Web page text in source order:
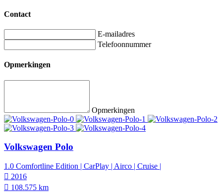
Contact
E-mailadres
Telefoonnummer
Opmerkingen
Opmerkingen
Volkswagen Polo
1.0 Comfortline Edition | CarPlay | Airco | Cruise |
2016
108.575 km